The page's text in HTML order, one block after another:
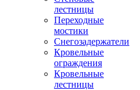
лестницы
Переходные
мостики
Снегозадержатели
Кровельные
ограждения
Кровельные
лестницы